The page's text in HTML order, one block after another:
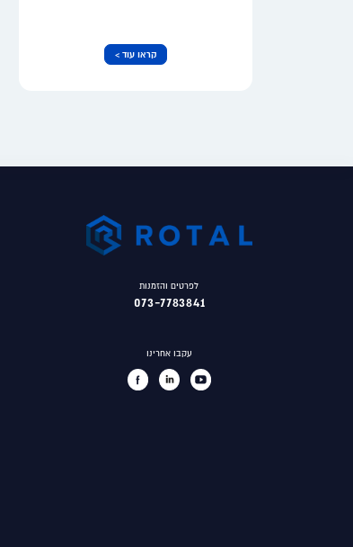
קראו עוד >
Recent Posts
זמינות גבוהה תחת תנאי קיצון – חומרי סיכה תוצרת קלובר
מהם דבקים אנאירוביים, וכיצד לבחור את הדבק המתאים?
לפרטים והזמנות
073-7783841
עקבו אחרינו